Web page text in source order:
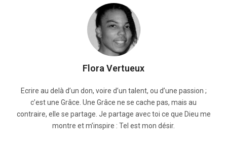
Flora Vertueux
Ecrire au delà d’un don, voire d’un talent, ou d’une passion ;
c’est une Grâce. Une Grâce ne se cache pas, mais au
contraire, elle se partage. Je partage avec toi ce que Dieu me
montre et m’inspire : Tel est mon désir.